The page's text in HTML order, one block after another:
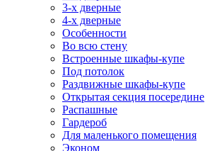
3-х дверные
4-х дверные
Особенности
Во всю стену
Встроенные шкафы-купе
Под потолок
Раздвижные шкафы-купе
Открытая секция посередине
Распашные
Гардероб
Для маленького помещения
Эконом